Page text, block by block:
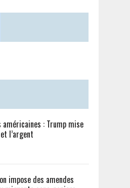
: Trump mise
l’argent
impose des amendes